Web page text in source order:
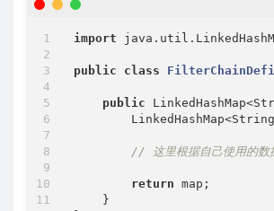
import
public class
public
// 这里根据自己使用的
return map;
    }